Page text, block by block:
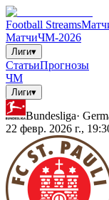
Football Streams
МатчиЧМ-2026
Лиги▾
СтатьиПрогнозы
ЧМ
Лиги▾
Bundesliga·
22 февр. 2026 г.,